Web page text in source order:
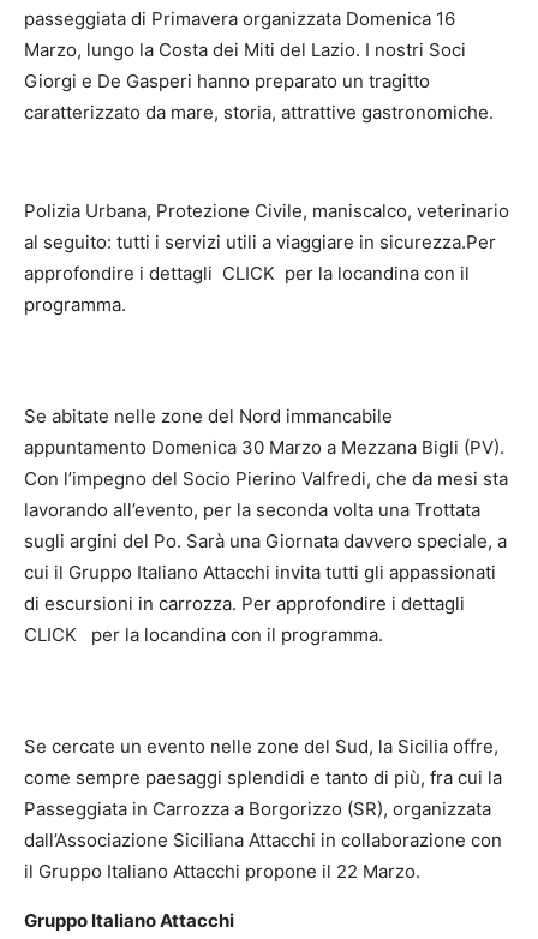
passeggiata di Primavera organizzata Domenica 16
Marzo, lungo la Costa dei Miti del Lazio. I nostri Soci
Giorgi e De Gasperi hanno preparato un tragitto
caratterizzato da mare, storia, attrattive gastronomiche.
Polizia Urbana, Protezione Civile, maniscalco, veterinario
al seguito: tutti i servizi utili a viaggiare in sicurezza.Per
approfondire i dettagli CLICK per la locandina con il
programma.
Se abitate nelle zone del Nord immancabile
appuntamento Domenica 30 Marzo a Mezzana Bigli (PV).
Con l’impegno del Socio Pierino Valfredi, che da mesi sta
lavorando all’evento, per la seconda volta una Trottata
sugli argini del Po. Sarà una Giornata davvero speciale, a
cui il Gruppo Italiano Attacchi invita tutti gli appassionati
di escursioni in carrozza. Per approfondire i dettagli
CLICK per la locandina con il programma.
Se cercate un evento nelle zone del Sud, la Sicilia offre,
come sempre paesaggi splendidi e tanto di più, fra cui la
Passeggiata in Carrozza a Borgorizzo (SR), organizzata
dall’Associazione Siciliana Attacchi in collaborazione con
il Gruppo Italiano Attacchi propone il 22 Marzo.
Gruppo Italiano Attacchi